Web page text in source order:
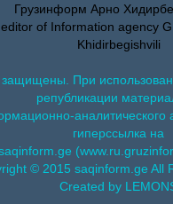
Грузинформ Арно
of Information agency
Khidirbegishvili
При
републикации
аналитического
гиперссылка на
© 2015 saqinform.ge All
Created by